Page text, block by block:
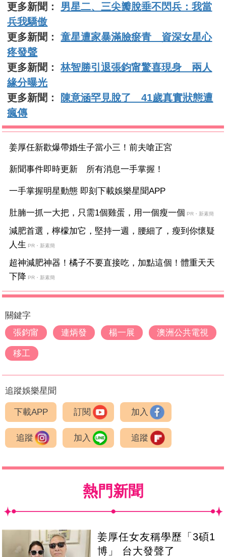
更多新聞： 男星二、三尖瓣脫垂不閃兵：我當
兵我驕傲
更多新聞：童星遭家暴滿臉瘀青 資深女星心
疼發聲
更多新聞：林智勝引退張鈞甯驚喜現身 兩人
緣分曝光
更多新聞：
陳意涵罕見脫了 41歲真實狀態遭
瘋傳
姜厚任新歡爆帶婚生子當小三！前夫嗆正宮
新聞事件即時更新 所有消息一手掌握！
一手掌握明星動態 即刻下載娛樂星聞APP
肚腩一抓一大把，只需1個雞蛋，用一個瘦一個 PR・新素簡
減肥首選，檸檬加它，堅持一週，腰細了，瘦到你懷疑
人生 PR・新素簡
超神減肥神器！橘子不要直接吃，加點這個！體重天天
下降 PR・新素簡
關鍵字
張鈞甯
連炳發 楊一展 澳洲公共電視
移工
追蹤娛樂星聞
下載APP 訂閱 加入
追蹤 加入 追蹤
熱門新聞
姜厚任女友稱學歷「3碩1
博」 台大發聲了